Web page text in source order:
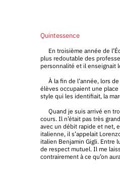
Quintessence
En troisième année de
plus redoutable des
personnalité et il enseignait
À la fin de l’année, lors
élèves occupaient une
style qui les identifiait, la
Quand je suis arrivé en
cours. Il n’était pas très
avec un débit rapide et net,
italienne, il s’appelait
italien Benjamin Gigli. Entre
de respect mutuel. Il me
contrairement à ce qu’on